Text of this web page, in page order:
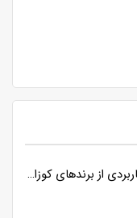
بررسی سه محصول کاربردی از برندهای کوزانو، روگن و ناسا